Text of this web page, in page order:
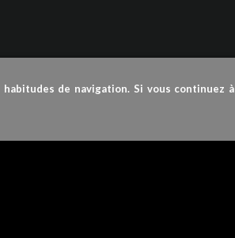
de navigation. Si vous continuez à